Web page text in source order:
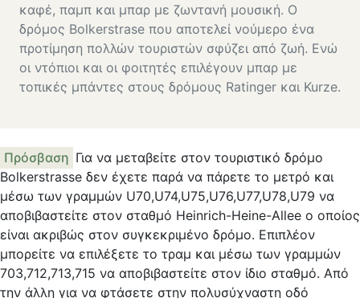
καφέ, παμπ και μπαρ με ζωντανή μουσική. Ο
δρόμος Bolkerstrase που αποτελεί νούμερο ένα
προτίμηση πολλών τουριστών σφύζει από ζωή. Ενώ
οι ντόπιοι και οι φοιτητές επιλέγουν μπαρ με
τοπικές μπάντες στους δρόμους Ratinger και Kurze.
Πρόσβαση Για να μεταβείτε στον τουριστικό δρόμο
Bolkerstrasse δεν έχετε παρά να πάρετε το μετρό και
μέσω των γραμμών U70,U74,U75,U76,U77,U78,U79 να
αποβιβαστείτε στον σταθμό Heinrich-Heine-Allee ο οποίος
είναι ακριβώς στον συγκεκριμένο δρόμο. Επιπλέον
μπορείτε να επιλέξετε το τραμ και μέσω των γραμμών
703,712,713,715 να αποβιβαστείτε στον ίδιο σταθμό. Από
την άλλη για να φτάσετε στην πολυσύχναστη οδό